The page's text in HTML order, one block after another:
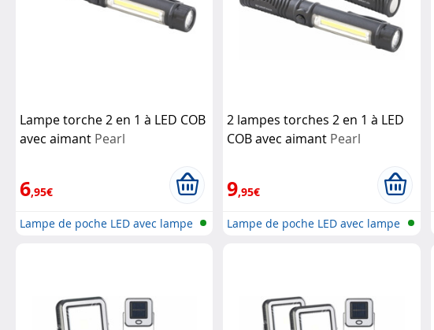
Lampe torche 2 en 1 à LED COB
avec aimant Pearl
6,95€
Lampe de poche LED avec lampe
2 lampes torches 2 en 1 à LED
COB avec aimant Pearl
9,95€
Lampe de poche LED avec lampe